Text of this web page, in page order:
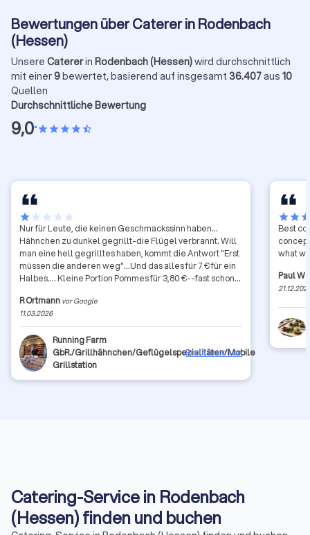
Bewertungen über Caterer in Rodenbach
(Hessen)
Unsere Catererin Rodenbach (Hessen)wird durchschnittlich
mit einer9bewertet, basierend auf insgesamt 36.407aus 10
Quellen
Durchschnittliche Bewertung
9,0•starstarstarstarstar_half
starstar star star star
Nur für Leute, die keinen Geschmackssinn haben...
Hähnchen zu dunkel gegrillt-die Flügel verbrannt. Will
man eine hell gegrilltes haben, kommt die Antwort "Erst
müssen die anderen weg"...Und das alles für 7 € für ein
Halbes.... Kleine Portion Pommes für 3,80 €--fast schon
R Ortmann vor Google
11.03.2026
Running Farm
GbR./Grillhähnchen/Geflügelspezialitäten/Mobile
Grillstation
Profil ansehen
starstar
Best
what
Paul
Catering-Service in Rodenbach
(Hessen) finden und buchen